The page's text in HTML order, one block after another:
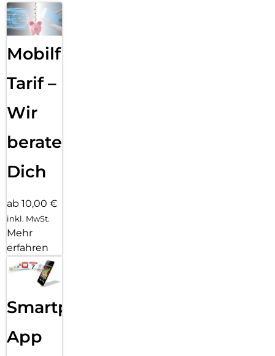
Mobilfunk
Tarif –
Wir
beraten
Dich
ab 10,00 €
inkl. MwSt.
Mehr
erfahren
Smartphone
App